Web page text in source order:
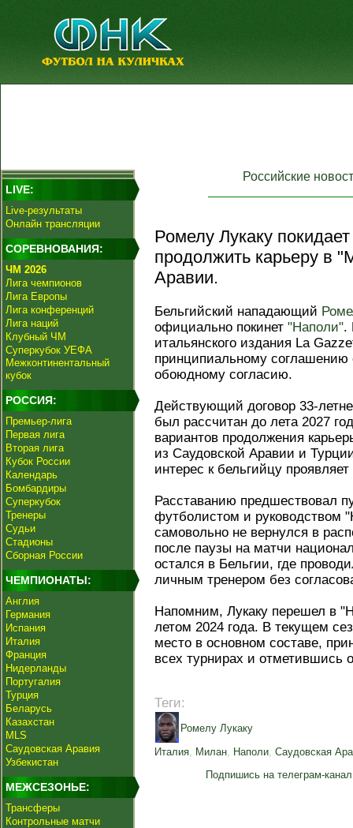
LIVE:
Live-результаты
Онлайн трансляции
СОРЕВНОВАНИЯ:
ЧМ 2026
Лига чемпионов
Лига Европы
Лига конференций
Лига наций
Клубный ЧМ
Суперкубок УЕФА
Межконтинентальный
кубок
РОССИЯ:
Премьер-лига
Первая лига
Вторая лига
Кубок России
Календарь
Бомбардиры
Суперкубок
Тренеры
Судьи
Стадионы
Сборная России
ЧЕМПИОНАТЫ:
Англия
Германия
Испания
Италия
Франция
Нидерланды
Португалия
Турция
Беларусь
Казахстан
MLS
Саудовская Аравия
Узбекистан
МЕЖСЕЗОНЬЕ:
Трансферы
Контрольные матчи
Российские
Ромелу Лукаку
продолжить карьеру в
Аравии.
Бельгийский нападающий
официально покинет "Наполи".
итальянского издания La
принципиальному соглашению
обоюдному согласию.
Действующий договор 33-
был рассчитан до лета 2027
вариантов продолжения
из Саудовской Аравии и
интерес к бельгийцу
Расставанию предшествовал
футболистом и руководством
самовольно не вернулся в
после паузы на матчи
остался в Бельгии, где
личным тренером без
Напомним, Лукаку перешел в
летом 2024 года. В текущем
место в основном составе,
всех турнирах и
Теги:
Ромелу Лукаку
Италия, Милан, Наполи, Саудовская
Подпишись на телеграм-